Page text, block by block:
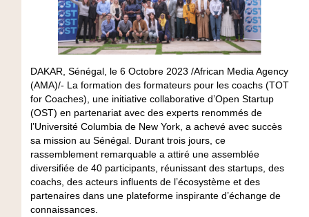
DAKAR, Sénégal, le 6 Octobre 2023 /African Media Agency
(AMA)/- La formation des formateurs pour les coachs (TOT
for Coaches), une initiative collaborative d’Open Startup
(OST) en partenariat avec des experts renommés de
l’Université Columbia de New York, a achevé avec succès
sa mission au Sénégal. Durant trois jours, ce
rassemblement remarquable a attiré une assemblée
diversifiée de 40 participants, réunissant des startups, des
coachs, des acteurs influents de l’écosystème et des
partenaires dans une plateforme inspirante d’échange de
connaissances.